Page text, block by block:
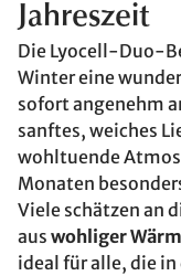
Jahreszeit
Die Lyocell-Duo-
Winter eine
sofort angenehm
sanftes, weiches
wohltuende
Monaten
Viele schätzen an
aus wohliger
ideal für alle, die